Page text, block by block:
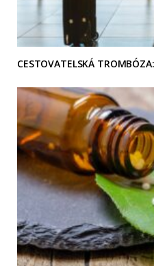
CESTOVATELSKÁ